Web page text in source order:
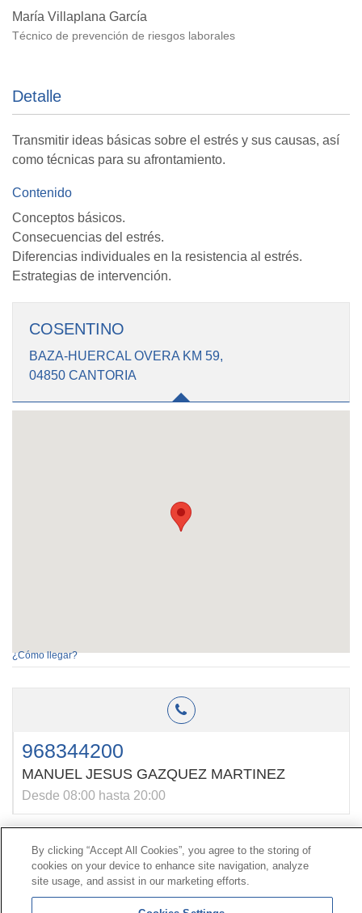
María Villaplana García
Técnico de prevención de riesgos laborales
Detalle
Transmitir ideas básicas sobre el estrés y sus causas, así
como técnicas para su afrontamiento.
Contenido
Conceptos básicos.
Consecuencias del estrés.
Diferencias individuales en la resistencia al estrés.
Estrategias de intervención.
COSENTINO
BAZA-HUERCAL OVERA KM 59,
04850 CANTORIA
¿Cómo llegar?
968344200
MANUEL JESUS GAZQUEZ MARTINEZ
Desde 08:00 hasta 20:00
Contacto|Perfil do contratante|Reclamacións
Liña Universal 900 203 203|Zona Privada Comisión de
Prestacións Especiais
Zona Privada Provedor Sanitario
By clicking “Accept All Cookies”, you agree to the storing of
cookies on your device to enhance site navigation, analyze
site usage, and assist in our marketing efforts.